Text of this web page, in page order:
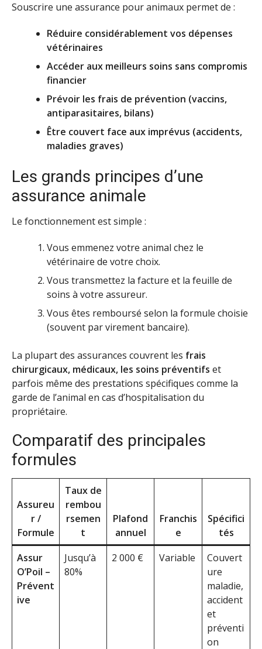
Souscrire une assurance pour animaux permet de :
Réduire considérablement vos dépenses
vétérinaires
Accéder aux meilleurs soins sans compromis
financier
Prévoir les frais de prévention (vaccins,
antiparasitaires, bilans)
Être couvert face aux imprévus (accidents,
maladies graves)
Les grands principes d’une
assurance animale
Le fonctionnement est simple :
Vous emmenez votre animal chez le
vétérinaire de votre choix.
Vous transmettez la facture et la feuille de
soins à votre assureur.
Vous êtes remboursé selon la formule choisie
(souvent par virement bancaire).
La plupart des assurances couvrent les frais
chirurgicaux, médicaux, les soins préventifs et
parfois même des prestations spécifiques comme la
garde de l’animal en cas d’hospitalisation du
propriétaire.
Comparatif des principales
formules
Assureu
r /
Formule
Taux de
rembou
rsemen
t
Plafond
annuel
Franchis
e
Spécifici
tés
Assur
O’Poil –
Prévent
ive
Jusqu’à
80%
2 000 € Variable
Couvert
ure
maladie,
accident
et
préventi
on